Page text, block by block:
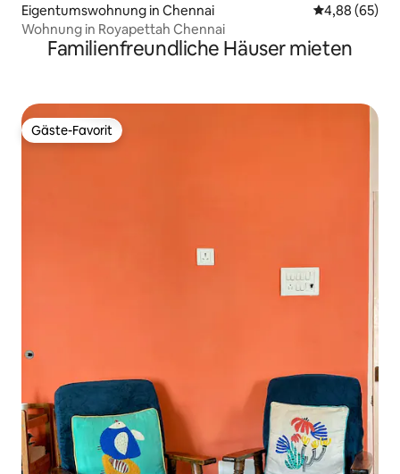
Eigentumswohnung in Chennai
4,88 (65)
Wohnung in Royapettah Chennai
Familienfreundliche Häuser mieten
Gäste-Favorit
Gäste-Favorit